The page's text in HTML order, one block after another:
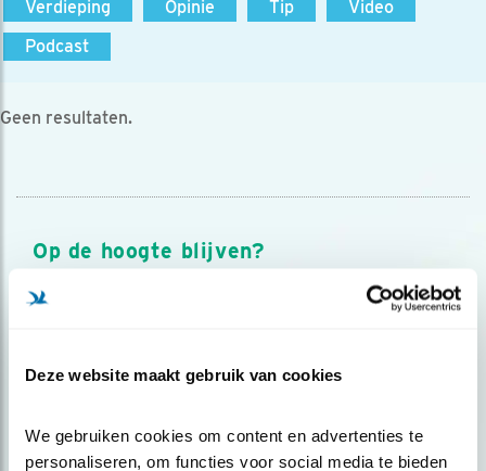
Deze website maakt gebruik van cookies
We gebruiken cookies om content en advertenties te
personaliseren, om functies voor social media te bieden
Verdieping
Opinie Tip
Video
Podcast
Geen resultaten.
Op de hoogte blijven?
Meld je aan en ontvang nieuws, inspiratie, acties en tips
over vogels en activiteiten van Vogelbescherming.